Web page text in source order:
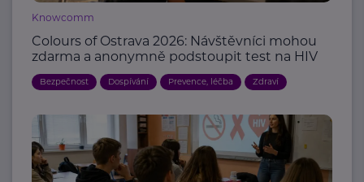
Knowcomm
Colours of Ostrava 2026: Návštěvníci mohou
zdarma a anonymně podstoupit test na HIV
Bezpečnost Dospívání Prevence, léčba Zdraví